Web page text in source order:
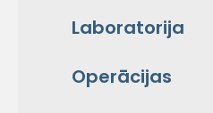
Laboratorija
Operācijas